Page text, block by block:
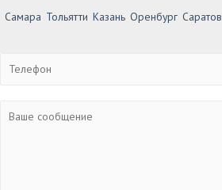
Самара Тольятти Казань Оренбург Саратов